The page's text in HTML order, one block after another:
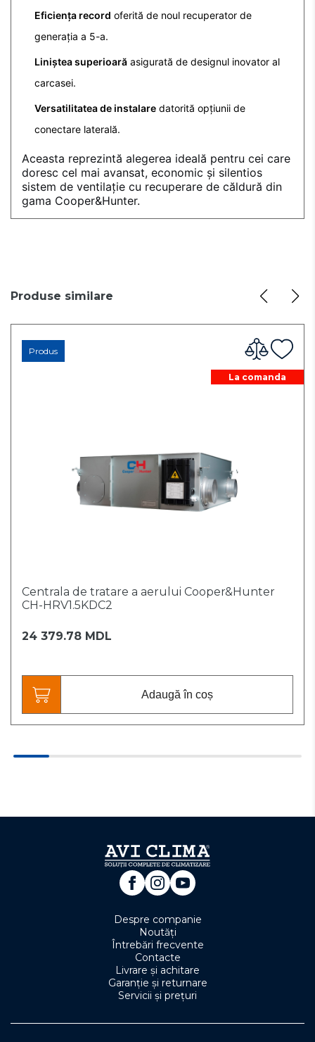
Eficiența record oferită de noul recuperator de
generația a 5-a.
Liniștea superioară asigurată de designul inovator al
carcasei.
Versatilitatea de instalare datorită opțiunii de
conectare laterală.
Aceasta reprezintă alegerea ideală pentru cei care
doresc cel mai avansat, economic și silentios
sistem de ventilație cu recuperare de căldură din
gama Cooper&Hunter.
Produse similare
La comanda
Produs
Centrala de tratare a aerului Cooper&Hunter
CH-HRV1.5KDC2
24 379.78 MDL
Adaugă în coș
Despre companie
Noutăți
Întrebări frecvente
Contacte
Livrare și achitare
Garanție și returnare
Servicii și prețuri